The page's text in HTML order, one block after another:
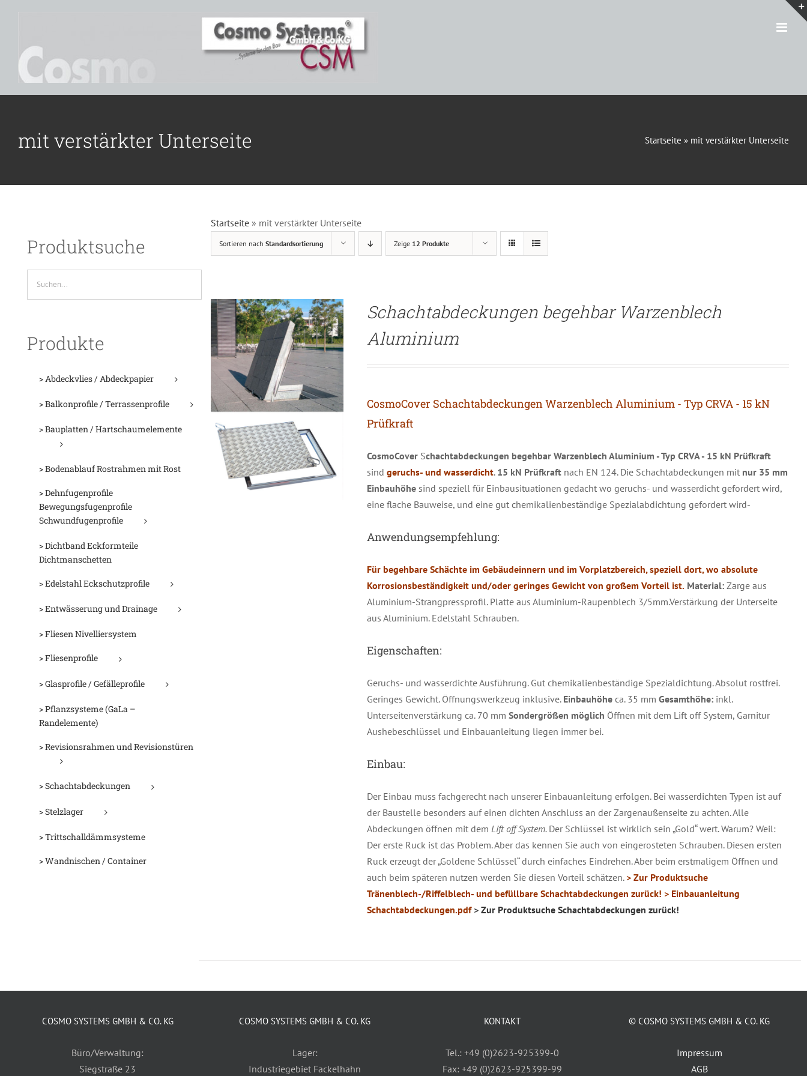
mit verstärkter Unterseite Startseite » mit verstärkter Unterseite
Startseite » mit verstärkter Unterseite
Sortieren nach Standardsortierung Zeige 12 Produkte
Schachtabdeckungen begehbar Warzenblech
Aluminium
CosmoCover Schachtabdeckungen Warzenblech Aluminium - Typ CRVA - 15 kN
Prüfkraft
CosmoCover Schachtabdeckungen begehbar Warzenblech Aluminium - Typ CRVA- 15 kN Prüfkraft
sind geruchs- und wasserdicht. 15 kN Prüfkraftnach EN 124. Die Schachtabdeckungen mit nur 35 mm
Einbauhöhesind speziell für Einbausituationen gedacht wo geruchs- und wasserdicht gefordert wird,
eine flache Bauweise, und eine gut chemikalienbeständige Spezialabdichtung gefordert wird-
Anwendungsempfehlung:
Für begehbare Schächte im Gebäudeinnern und im Vorplatzbereich, speziell dort, wo absolute
Korrosionsbeständigkeit und/oder geringes Gewicht von großem Vorteil ist. Material:Zarge aus
Aluminium-Strangpressprofil. Platte aus Aluminium-Raupenblech 3/5mm.Verstärkung der Unterseite
aus Aluminium. Edelstahl Schrauben.
Eigenschaften:
Geruchs- und wasserdichte Ausführung. Gut chemikalienbeständige Spezialdichtung. Absolut rostfrei.
Geringes Gewicht. Öffnungswerkzeug inklusive. Einbauhöheca. 35 mm Gesamthöhe:inkl.
Unterseitenverstärkung ca. 70 mm Sondergrößen möglich Öffnen mit dem Lift off System, Garnitur
Aushebeschlüssel und Einbauanleitung liegen immer bei.
Einbau:
Der Einbau muss fachgerecht nach unserer Einbauanleitung erfolgen. Bei wasserdichten Typen ist auf
der Baustelle besonders auf einen dichten Anschluss an der Zargenaußenseite zu achten. Alle
Abdeckungen öffnen mit dem Lift off System. Der Schlüssel ist wirklich sein „Gold“ wert. Warum? Weil:
Der erste Ruck ist das Problem. Aber das kennen Sie auch von eingerosteten Schrauben. Diesen ersten
Ruck erzeugt der „Goldene Schlüssel“ durch einfaches Eindrehen. Aber beim erstmaligem Öffnen und
auch beim späteren nutzen werden Sie diesen Vorteil schätzen. > Zur Produktsuche
Tränenblech-/Riffelblech- und befüllbare Schachtabdeckungen zurück! > Einbauanleitung
Schachtabdeckungen.pdf > Zur Produktsuche Schachtabdeckungen zurück!
Produktsuche
Produkte
> Abdeckvlies / Abdeckpapier
> Balkonprofile / Terrassenprofile
> Bauplatten / Hartschaumelemente
> Bodenablauf Rostrahmen mit Rost
> Dehnfugenprofile
Bewegungsfugenprofile
Schwundfugenprofile
> Dichtband Eckformteile
Dichtmanschetten
> Edelstahl Eckschutzprofile
> Entwässerung und Drainage
> Fliesen Nivelliersystem
> Fliesenprofile
> Glasprofile / Gefälleprofile
> Pflanzsysteme (GaLa –
Randelemente)
> Revisionsrahmen und Revisionstüren
> Schachtabdeckungen
> Stelzlager
> Trittschalldämmsysteme
> Wandnischen / Container
COSMO SYSTEMS GMBH & CO. KG
Büro/Verwaltung:
Siegstraße 23
COSMO SYSTEMS GMBH & CO. KG
Lager:
Industriegebiet Fackelhahn
KONTAKT
Tel.: +49 (0)2623-925399-0
Fax: +49 (0)2623-925399-99
© COSMO SYSTEMS GMBH & CO. KG
Impressum
AGB